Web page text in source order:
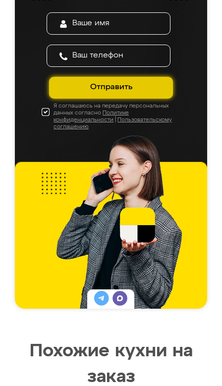
Отправить
Я соглашаюсь на передачу персональных
данных согласно Политике
конфиденциальности
Пользовательскому
соглашению
Похожие кухни на
заказ